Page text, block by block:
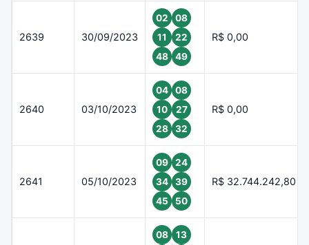
2639 30/09/2023
02
08
11
22
48
49
R$ 0,00
2640 03/10/2023
04
08
10
27
28
32
R$ 0,00
2641 05/10/2023
09
24
34
39
45
50
R$ 32.744.242,80
08 13